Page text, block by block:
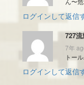
ログインして返信
727
7年
トー
ログインして返信